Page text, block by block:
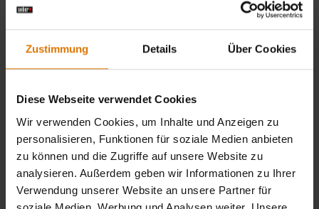
Zustimmung Details Über Cookies
Diese Webseite verwendet Cookies
Wir verwenden Cookies, um Inhalte und Anzeigen zu
personalisieren, Funktionen für soziale Medien anbieten
zu können und die Zugriffe auf unsere Website zu
analysieren. Außerdem geben wir Informationen zu Ihrer
Verwendung unserer Website an unsere Partner für